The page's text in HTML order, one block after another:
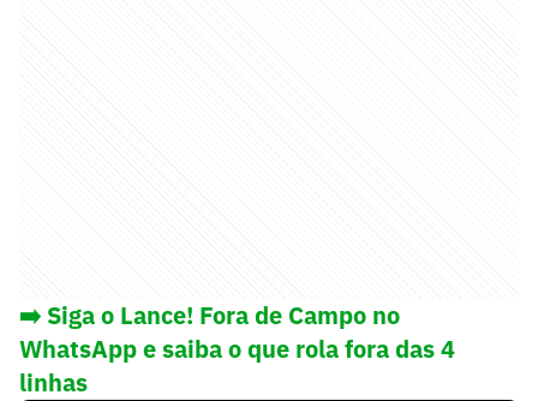
➡️ Siga o Lance! Fora de Campo no
WhatsApp e saiba o que rola fora das 4
linhas